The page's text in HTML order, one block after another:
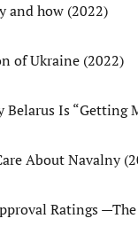
and how (2022)
of Ukraine (2022)
Is “Getting
About Navalny
Ratings